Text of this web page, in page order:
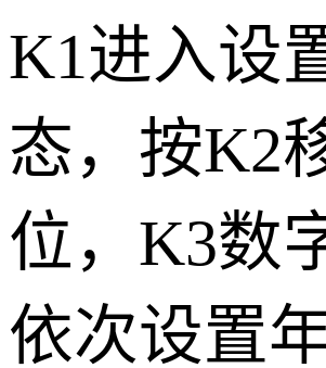
K1进入设
态，按K2
位，K3数
依次设置